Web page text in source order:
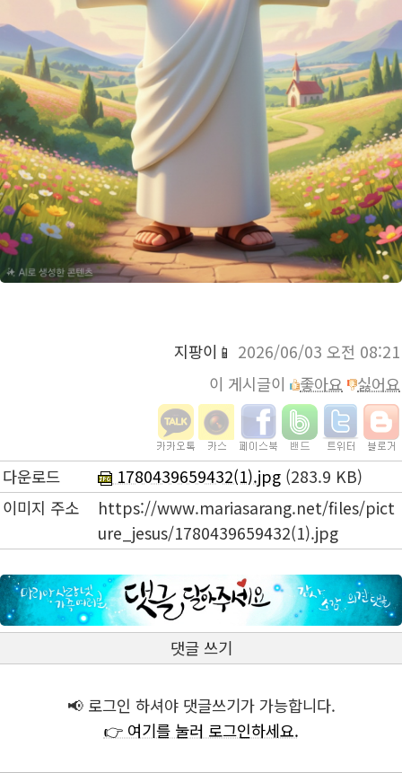
지팡이📱 2026/06/03 오전 08:21
이 게시글이
좋아요 싫어요
다운로드 1780439659432(1).jpg (283.9 KB)
이미지 주소
https://www.mariasarang.net/files/pict
ure_jesus/1780439659432(1).jpg
댓글 쓰기
📢 로그인 하셔야 댓글쓰기가 가능합니다.
👉 여기를 눌러 로그인하세요.